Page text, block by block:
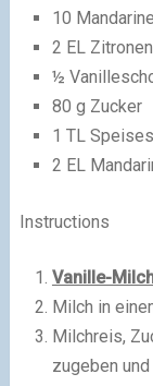
10
2 EL
½
80 g Zucker
1 TL
2 EL
Instructions
Vanille-
Milch in
Milchreis,
zugeben und